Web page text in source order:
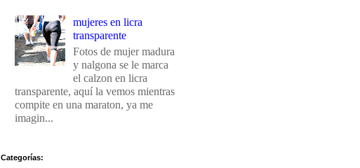
mujeres en licra
transparente
Fotos de mujer madura
y nalgona se le marca
el calzon en licra
transparente, aquí la vemos mientras
compite en una maraton, ya me
imagin...
Categorías: